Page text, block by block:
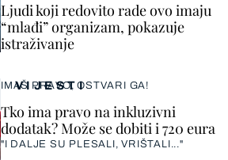
VIJESTI
IMAŠ PRAVO, OSTVARI GA!
Tko ima pravo na inkluzivni
dodatak? Može se dobiti i 720 eura
"I DALJE SU PLESALI, VRIŠTALI..."
Ljudi koji redovito rade ovo imaju
“mlađi” organizam, pokazuje
istraživanje